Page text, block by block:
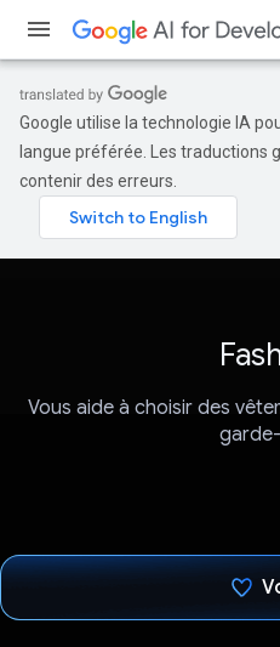
Google utilise la technologie IA
langue préférée. Les traductions
contenir des erreurs.
Vous aide à choisir des